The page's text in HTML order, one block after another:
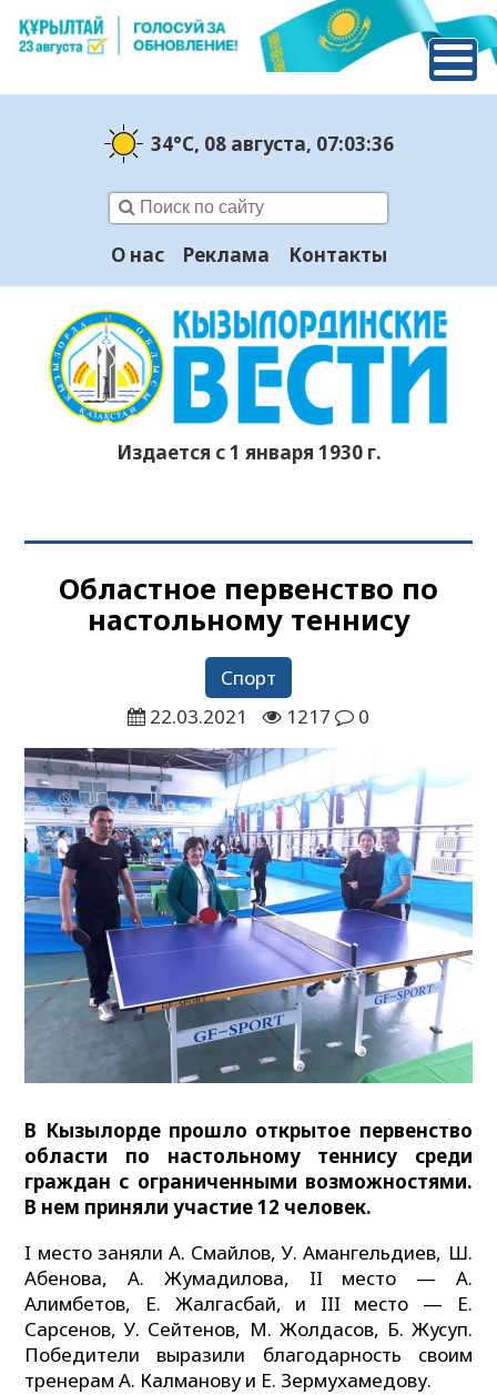
34°C, 08 августа, 07:03:37
О нас Реклама Контакты
Издается с 1 января 1930 г.
Областное первенство по
настольному теннису
Спорт
22.03.2021
1217 0
В Кызылорде прошло открытое первенство
области по настольному теннису среди
граждан с ограниченными возможностями.
В нем приняли участие 12 человек.
I место заняли А. Смайлов, У. Амангельдиев, Ш.
Абенова, А. Жумадилова, II место — А.
Алимбетов, Е. Жалгасбай, и III место — Е.
Сарсенов, У. Сейтенов, М. Жолдасов, Б. Жусуп.
Победители выразили благодарность своим
тренерам А. Калманову и Е. Зермухамедову.